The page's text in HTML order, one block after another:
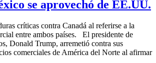
se aprovechó de EE.UU.
críticas contra Canadá al referirse a la
entre ambos países. El presidente de
Donald Trump, arremetió contra sus
comerciales de América del Norte al afirmar